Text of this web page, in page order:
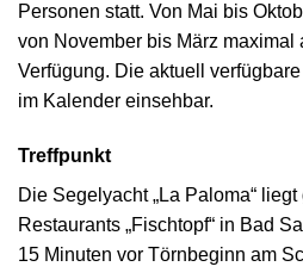
Personen statt. Von Mai bis
von November bis März maximal
Verfügung. Die aktuell
im Kalender einsehbar.
Treffpunkt
Die Segelyacht „La Paloma“
Restaurants „Fischtopf“ in Bad
15 Minuten vor Törnbeginn am